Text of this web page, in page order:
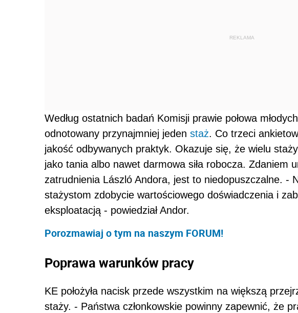
REKLAMA
Według ostatnich badań Komisji prawie połowa
odnotowany przynajmniej jeden staż. Co trzeci
jakość odbywanych praktyk. Okazuje się, że wielu
jako tania albo nawet darmowa siła robocza. Zdaniem
zatrudnienia László Andora, jest to niedopuszczalne. -
stażystom zdobycie wartościowego doświadczenia i
eksploatacją - powiedział Andor.
Porozmawiaj o tym na naszym FORUM!
Poprawa warunków pracy
KE położyła nacisk przede wszystkim na większą
staży. - Państwa członkowskie powinny zapewnić, że